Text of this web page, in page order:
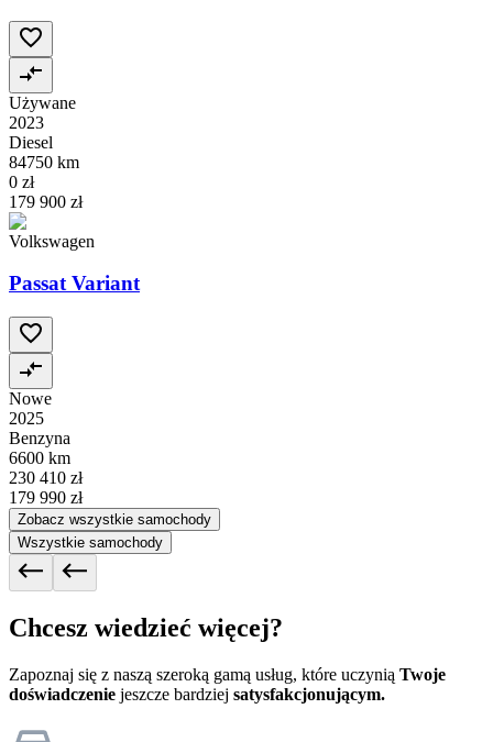
Używane
2023
Diesel
84750 km
0 zł
179 900 zł
Volkswagen
Passat Variant
Nowe
2025
Benzyna
6600 km
230 410 zł
179 990 zł
Zobacz wszystkie samochody
Wszystkie samochody
Chcesz wiedzieć więcej?
Zapoznaj się z naszą szeroką gamą usług, które uczynią Twoje
doświadczenie jeszcze bardziej satysfakcjonującym.